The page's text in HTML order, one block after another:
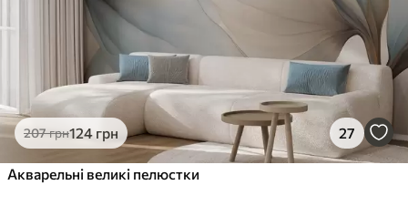
207грн124 грн 27
Акварельні великі пелюстки